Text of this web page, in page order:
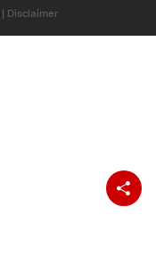
Disclaimer